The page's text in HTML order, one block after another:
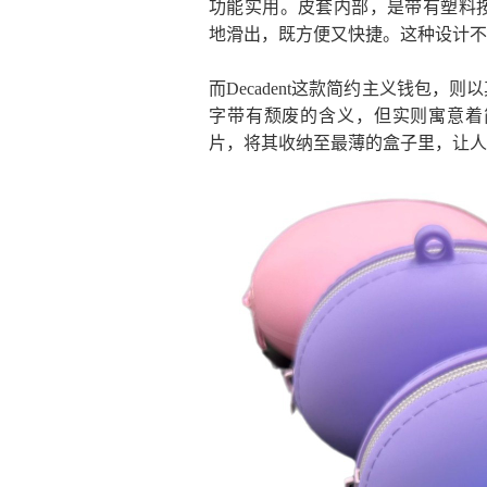
功能实用。皮套内部，是带有塑料
地滑出，既方便又快捷。这种设计
而Decadent这款简约主义钱包，则
字带有颓废的含义，但实则寓意
片，将其收纳至最薄的盒子里，让